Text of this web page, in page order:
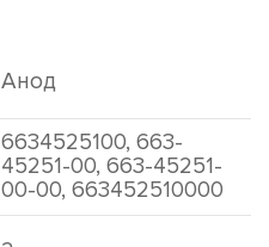
Анод
6634525100, 663-
45251-00, 663-45251-
00-00, 663452510000